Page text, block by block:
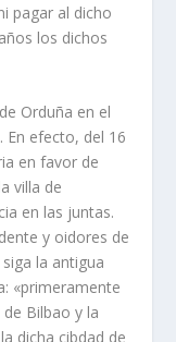
pagar al dicho
los dichos
Orduña en el
En efecto, del 16
en favor de
villa de
en las juntas.
y oidores de
la antigua
«primeramente
Bilbao y la
dicha cibdad de